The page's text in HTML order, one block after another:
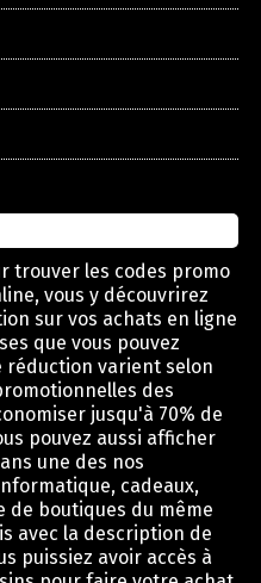
trouver les codes promo
vous y découvrirez
sur vos achats en ligne
que vous pouvez
réduction varient selon
des
jusqu'à 70% de
pouvez aussi afficher
une des nos
cadeaux,
de boutiques du même
avec la description de
puissiez avoir accès à